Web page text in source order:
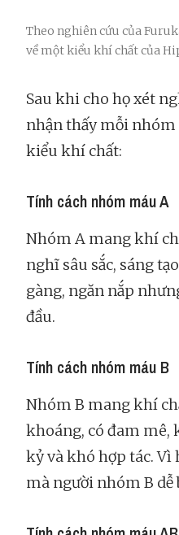
Theo nghiên cứu của
về một kiểu khí chất của
Sau khi cho họ xét
nhận thấy mỗi
kiểu khí chất:
Tính cách nhóm máu A
Nhóm A mang khí
nghĩ sâu sắc, sáng
gàng, ngăn nắp
đầu.
Tính cách nhóm máu B
Nhóm B mang khí
khoáng, có đam
kỷ và khó hợp tác.
mà người nhóm B dễ